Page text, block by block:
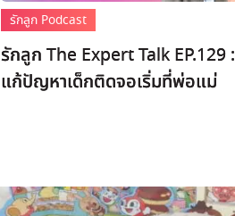
รักลูก Podcast
รักลูก The Expert Talk EP.129 :
แก้ปัญหาเด็กติดจอเริ่มที่พ่อแม่